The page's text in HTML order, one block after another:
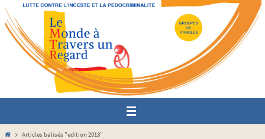
Passer
vers
contenu
HomeArticles balisés "edition 2013"